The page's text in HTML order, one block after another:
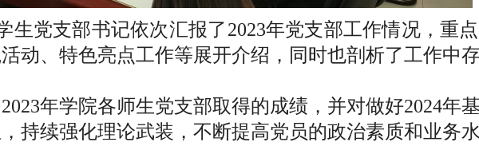
生党支部书记依次汇报了2023年党支部工作情况，重
动、特色亮点工作等展开介绍，同时也剖析了工作中
年学院各师生党支部取得的成绩，并对做好2024年
持续强化理论武装，不断提高党员的政治素质和业务